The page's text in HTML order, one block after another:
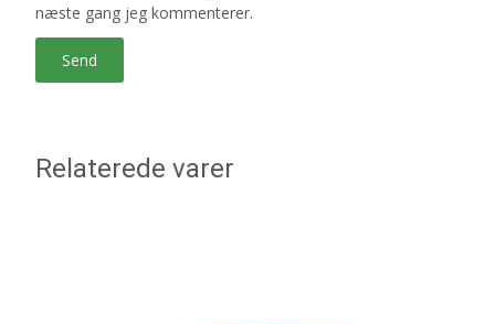
næste gang jeg kommenterer.
Relaterede varer